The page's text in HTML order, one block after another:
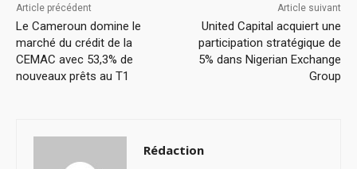
Article précédent
Le Cameroun domine le
marché du crédit de la
CEMAC avec 53,3% de
nouveaux prêts au T1
Article suivant
United Capital acquiert une
participation stratégique de
5% dans Nigerian Exchange
Group
Rédaction